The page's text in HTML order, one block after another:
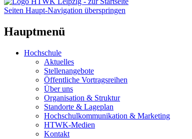
Seiten Haupt-Navigation überspringen
Hauptmenü
Hochschule
Aktuelles
Stellenangebote
Öffentliche Vortragsreihen
Über uns
Organisation & Struktur
Standorte & Lageplan
Hochschulkommunikation & Marketing
HTWK-Medien
Kontakt